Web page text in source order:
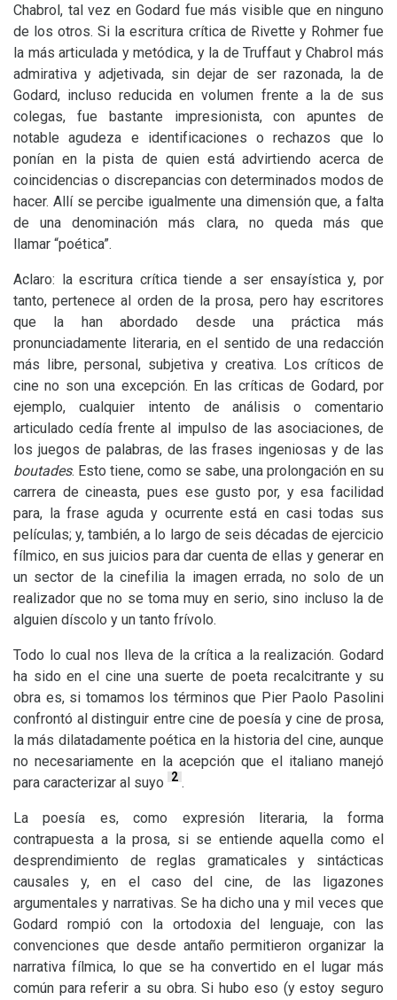
Chabrol, tal vez en Godard fue más visible que en ninguno
de los otros. Si la escritura crítica de Rivette y Rohmer fue
la más articulada y metódica, y la de Truffaut y Chabrol más
admirativa y adjetivada, sin dejar de ser razonada, la de
Godard, incluso reducida en volumen frente a la de sus
colegas, fue bastante impresionista, con apuntes de
notable agudeza e identificaciones o rechazos que lo
ponían en la pista de quien está advirtiendo acerca de
coincidencias o discrepancias con determinados modos de
hacer. Allí se percibe igualmente una dimensión que, a falta
de una denominación más clara, no queda más que
llamar “poética”.
Aclaro: la escritura crítica tiende a ser ensayística y, por
tanto, pertenece al orden de la prosa, pero hay escritores
que la han abordado desde una práctica más
pronunciadamente literaria, en el sentido de una redacción
más libre, personal, subjetiva y creativa. Los críticos de
cine no son una excepción. En las críticas de Godard, por
ejemplo, cualquier intento de análisis o comentario
articulado cedía frente al impulso de las asociaciones, de
los juegos de palabras, de las frases ingeniosas y de las
boutades. Esto tiene, como se sabe, una prolongación en su
carrera de cineasta, pues ese gusto por, y esa facilidad
para, la frase aguda y ocurrente está en casi todas sus
películas; y, también, a lo largo de seis décadas de ejercicio
fílmico, en sus juicios para dar cuenta de ellas y generar en
un sector de la cinefilia la imagen errada, no solo de un
realizador que no se toma muy en serio, sino incluso la de
alguien díscolo y un tanto frívolo.
Todo lo cual nos lleva de la crítica a la realización. Godard
ha sido en el cine una suerte de poeta recalcitrante y su
obra es, si tomamos los términos que Pier Paolo Pasolini
confrontó al distinguir entre cine de poesía y cine de prosa,
la más dilatadamente poética en la historia del cine, aunque
no necesariamente en la acepción que el italiano manejó
para caracterizar al suyo
2 .
La poesía es, como expresión literaria, la forma
contrapuesta a la prosa, si se entiende aquella como el
desprendimiento de reglas gramaticales y sintácticas
causales y, en el caso del cine, de las ligazones
argumentales y narrativas. Se ha dicho una y mil veces que
Godard rompió con la ortodoxia del lenguaje, con las
convenciones que desde antaño permitieron organizar la
narrativa fílmica, lo que se ha convertido en el lugar más
común para referir a su obra. Si hubo eso (y estoy seguro